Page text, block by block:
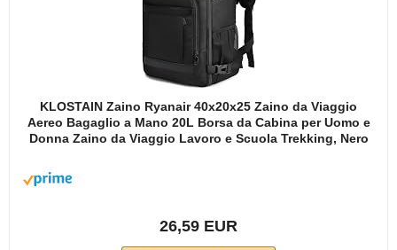
KLOSTAIN Zaino Ryanair 40x20x25 Zaino da Viaggio
Aereo Bagaglio a Mano 20L Borsa da Cabina per Uomo e
Donna Zaino da Viaggio Lavoro e Scuola Trekking, Nero
26,59 EUR